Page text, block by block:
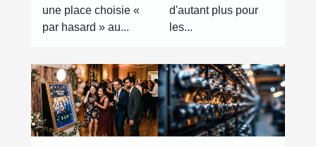
une place choisie «
par hasard » au...
d'autant plus pour
les...